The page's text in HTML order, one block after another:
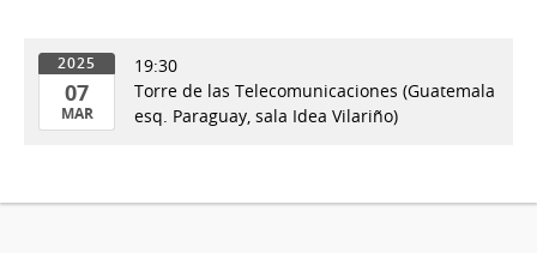
2025
07
MAR
Mar
19:30
Torre de las Telecomunicaciones (Guatemala
esq. Paraguay, sala Idea Vilariño)